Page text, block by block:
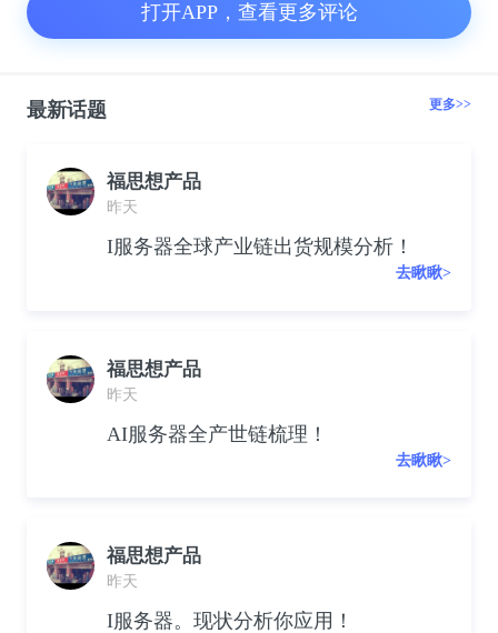
打开APP，查看更多评论
最新话题 更多>>
福思想产品
昨天
I服务器全球产业链出货规模分析！
去瞅瞅>
福思想产品
昨天
AI服务器全产世链梳理！
去瞅瞅>
福思想产品
昨天
I服务器。现状分析你应用！